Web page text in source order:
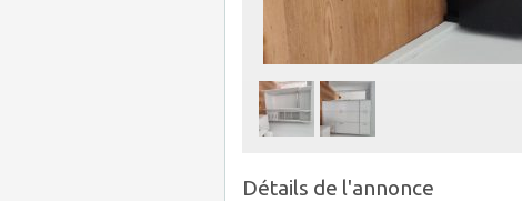
Détails de l'annonce